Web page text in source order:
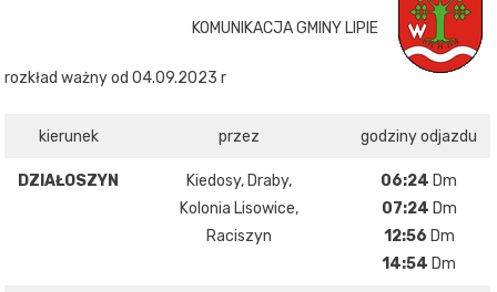
KOMUNIKACJA GMINY LIPIE
rozkład ważny od 04.09.2023 r
kierunek przez godziny odjazdu
DZIAŁOSZYN
Kiedosy, Draby,
Kolonia Lisowice,
Raciszyn
06:24 Dm
07:24 Dm
12:56 Dm
14:54 Dm